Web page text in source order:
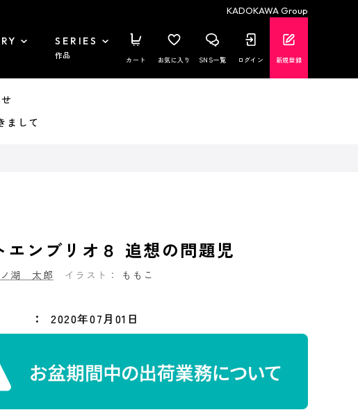
KADOKAWA Group
SERIES
作品 カート お気に入り SNS一覧 ログイン 新規登録
まして
エンブリオ８ 追想の問題児
湖 太郎 イラスト： ももこ
2020年07月01日